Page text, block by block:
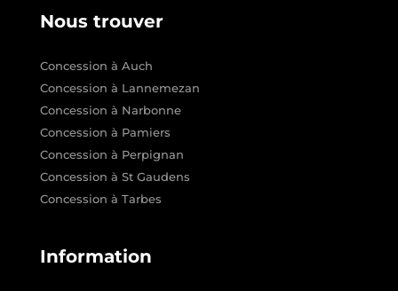
Nous trouver
Concession à Auch
Concession à Lannemezan
Concession à Narbonne
Concession à Pamiers
Concession à Perpignan
Concession à St Gaudens
Concession à Tarbes
Information